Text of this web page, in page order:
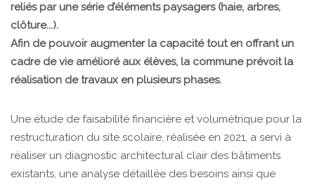
reliés par une série d’éléments paysagers (haie, arbres,
clôture...).
Afin de pouvoir augmenter la capacité tout en offrant un
cadre de vie amélioré aux élèves, la commune prévoit la
réalisation de travaux en plusieurs phases.
Une étude de faisabilité financière et volumétrique pour la
restructuration du site scolaire, réalisée en 2021, a servi à
réaliser un diagnostic architectural clair des bâtiments
existants, une analyse détaillée des besoins ainsi que